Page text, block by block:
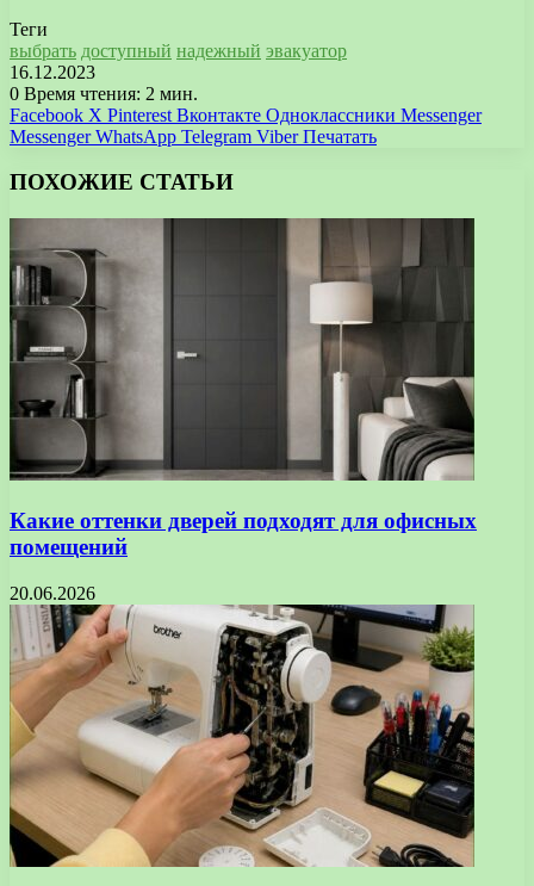
Теги
выбрать доступный надежный эвакуатор
16.12.2023
0 Время чтения: 2 мин.
Facebook X Pinterest Вконтакте Одноклассники Messenger
Messenger WhatsApp Telegram Viber Печатать
ПОХОЖИЕ СТАТЬИ
Какие оттенки дверей подходят для офисных
помещений
20.06.2026